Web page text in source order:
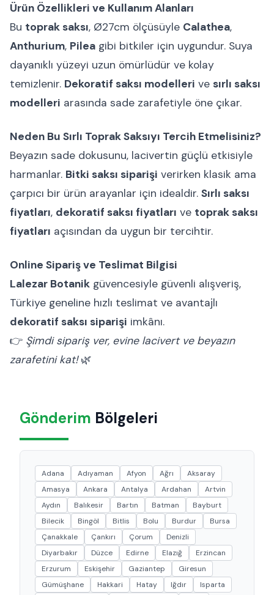
Ürün Özellikleri ve Kullanım Alanları
Bu toprak saksı, Ø27cm ölçüsüyle Calathea,
Anthurium, Pilea gibi bitkiler için uygundur. Suya
dayanıklı yüzeyi uzun ömürlüdür ve kolay
temizlenir. Dekoratif saksı modelleri ve sırlı saksı
modelleri arasında sade zarafetiyle öne çıkar.
Neden Bu Sırlı Toprak Saksıyı Tercih Etmelisiniz?
Beyazın sade dokusunu, lacivertin güçlü etkisiyle
harmanlar. Bitki saksı siparişi verirken klasik ama
çarpıcı bir ürün arayanlar için idealdir. Sırlı saksı
fiyatları, dekoratif saksı fiyatları ve toprak saksı
fiyatları açısından da uygun bir tercihtir.
Online Sipariş ve Teslimat Bilgisi
Lalezar Botanik güvencesiyle güvenli alışveriş,
Türkiye geneline hızlı teslimat ve avantajlı
dekoratif saksı siparişi imkânı.
👉 Şimdi sipariş ver, evine lacivert ve beyazın
zarafetini kat!🌿
Gönderim Bölgeleri
Adana Adıyaman Afyon Ağrı
Aksaray
Amasya
Ankara Antalya Ardahan
Artvin
Aydın
Balıkesir Bartın Batman
Bayburt
Bilecik
Bingöl Bitlis Bolu Burdur
Bursa
Çanakkale
Çankırı Çorum
Denizli
Diyarbakır
Düzce Edirne Elazığ
Erzincan
Erzurum
Eskişehir Gaziantep
Giresun
Gümüşhane
Hakkari Hatay Iğdır
Isparta